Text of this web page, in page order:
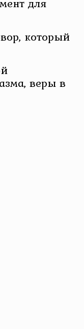
который
веры в